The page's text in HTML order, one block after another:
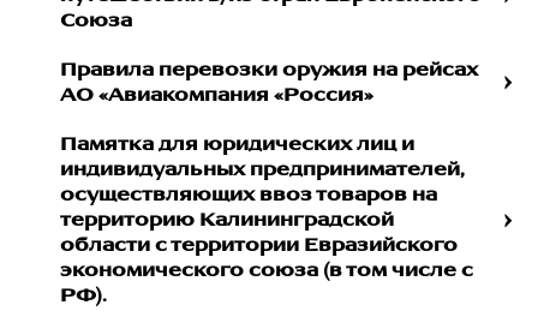
Союза
Правила перевозки оружия на рейсах
АО «Авиакомпания «Россия»
Памятка для юридических лиц и
индивидуальных предпринимателей,
осуществляющих ввоз товаров на
территорию Калининградской
области с территории Евразийского
экономического союза (в том числе с
РФ).